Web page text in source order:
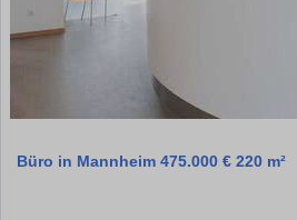
Büro in Mannheim 475.000 € 220 m²